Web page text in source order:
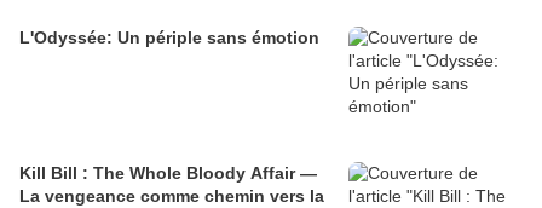
L'Odyssée: Un périple sans émotion
Kill Bill : The Whole Bloody Affair —
La vengeance comme chemin vers la